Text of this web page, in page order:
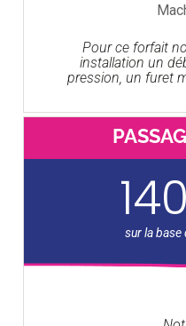
Pour ce forfait
installation un
pression, un furet